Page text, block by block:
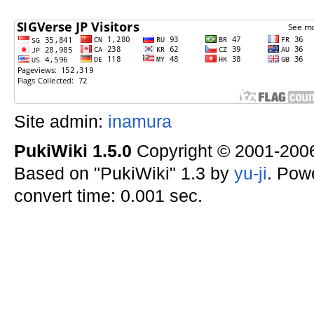
Site admin: inamura
PukiWiki 1.5.0 Copyright © 2001-
Based on "PukiWiki" 1.3 by yu-ji.
convert time: 0.001 sec.